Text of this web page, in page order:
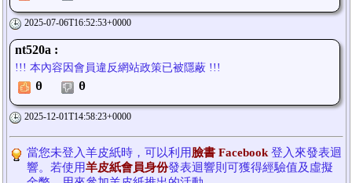
2025-07-06T16:52:53+0000
nt520a :
!!! 本內容因會員違反網站政策已被隱蔽 !!!
0 0
2025-12-01T14:58:23+0000
當您未登入羊皮紙時，可以利用臉書 Facebook 登入來發表迴
響。若使用羊皮紙會員身份發表迴響則可獲得經驗值及虛擬